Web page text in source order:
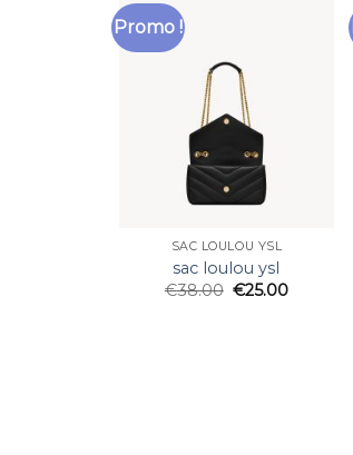
Promo !
SAC LOULOU YSL
sac loulou ysl
€38.00 €25.00